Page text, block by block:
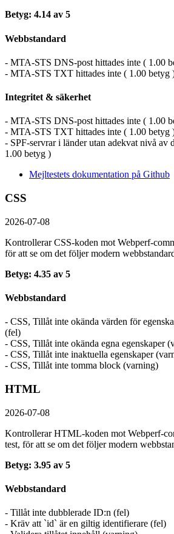
Betyg: 4.14 av 5
Webbstandard
- MTA-STS DNS-post hittades inte ( 1.00
- MTA-STS TXT hittades inte ( 1.00 betyg
Integritet & säkerhet
- MTA-STS DNS-post hittades inte ( 1.00
- MTA-STS TXT hittades inte ( 1.00 betyg
- SPF-servrar i länder utan adekvat nivå av
1.00 betyg )
Mejltestets dokumentation på Github
CSS
2026-07-08
Kontrollerar CSS-koden mot Webperf-
för att se om det följer modern
Betyg: 4.35 av 5
Webbstandard
- CSS, Tillåt inte okända värden för
(fel)
- CSS, Tillåt inte okända egna egenskaper
- CSS, Tillåt inte inaktuella egenskaper
- CSS, Tillåt inte tomma block (varning)
HTML
2026-07-08
Kontrollerar HTML-koden mot Webperf-
test, för att se om det följer modern
Betyg: 3.95 av 5
Webbstandard
- Tillåt inte dubblerade ID:n (fel)
- Kräv att `id` är en giltig identifierare (fel)